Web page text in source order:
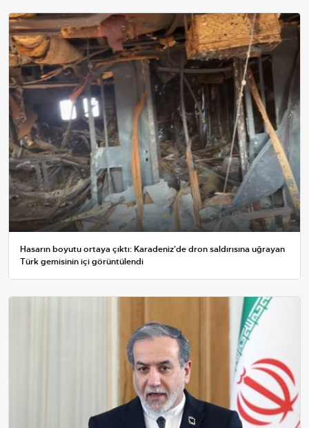
Hasarın boyutu ortaya çıktı: Karadeniz'de dron saldırısına uğrayan
Türk gemisinin içi görüntülendi